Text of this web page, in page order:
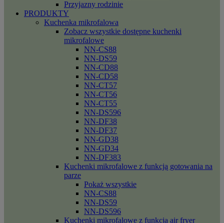
Przyjazny rodzinie
PRODUKTY
Kuchenka mikrofalowa
Zobacz wszystkie dostępne kuchenki
mikrofalowe
NN-CS88
NN-DS59
NN-CD88
NN-CD58
NN-CT57
NN-CT56
NN-CT55
NN-DS596
NN-DF38
NN-DF37
NN-GD38
NN-GD34
NN-DF383
Kuchenki mikrofalowe z funkcją gotowania na
parze
Pokaż wszystkie
NN-CS88
NN-DS59
NN-DS596
Kuchenki mikrofalowe z funkcja air fryer